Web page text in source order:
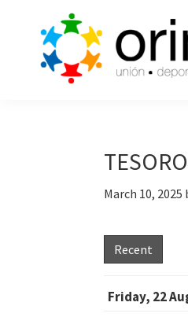
primary
navigation
primary
March 10, 2025
Recent
Friday, 22